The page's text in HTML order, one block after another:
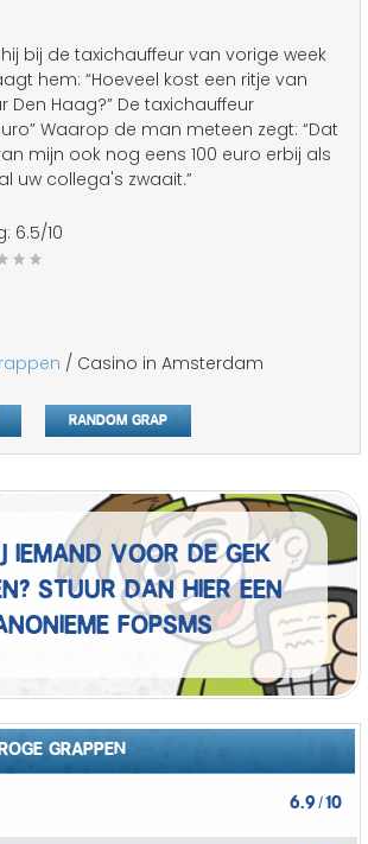
bij de taxichauffeur van vorige week
hem: “Hoeveel kost een ritje van
Haag?” De taxichauffeur
Waarop de man meteen zegt: “Dat
mijn ook nog eens 100 euro erbij als
uw collega's zwaait.”
6.5/10
/ Casino in Amsterdam
Random grap
iemand voor de gek
Stuur dan hier een
fopSMS
GRAPPEN
6.9 /10